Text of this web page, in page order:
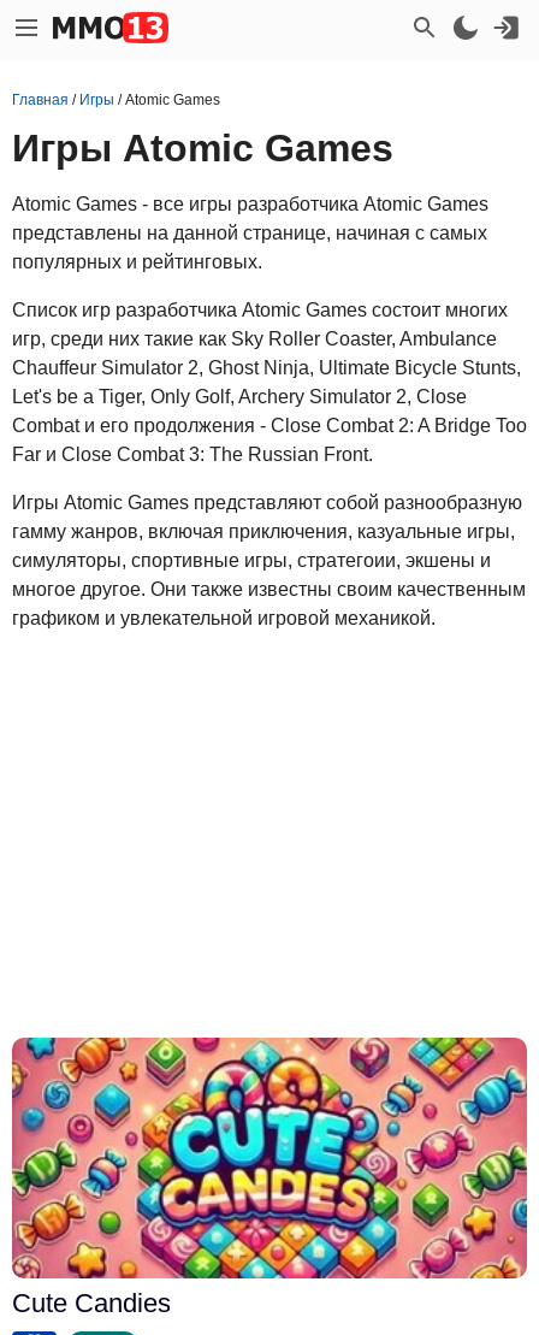
Главная / Игры /Atomic Games
Игры Atomic Games
Atomic Games - все игры разработчика Atomic Games
представлены на данной странице, начиная с самых
популярных и рейтинговых.
Список игр разработчика Atomic Games состоит многих
игр, среди них такие как Sky Roller Coaster, Ambulance
Chauffeur Simulator 2, Ghost Ninja, Ultimate Bicycle Stunts,
Let's be a Tiger, Only Golf, Archery Simulator 2, Close
Combat и его продолжения - Close Combat 2: A Bridge Too
Far и Close Combat 3: The Russian Front.
Игры Atomic Games представляют собой разнообразную
гамму жанров, включая приключения, казуальные игры,
симуляторы, спортивные игры, стратегоии, экшены и
многое другое. Они также известны своим качественным
графиком и увлекательной игровой механикой.
Cute Candies